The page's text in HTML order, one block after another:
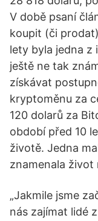
V době psaní
koupit (či
lety byla jedna z
ještě ne tak
získávat
kryptoměnu za
120 dolarů za
období před 10
životě. Jedna
znamenala
„Jakmile jsme
nás zajímat lidé